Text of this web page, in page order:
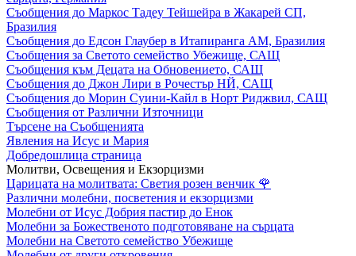
Съобщения до Маркос Тадеу Тейшейра в Жакарей СП,
Бразилия
Съобщения до Едсон Глаубер в Итапиранга АМ, Бразилия
Съобщения за Светото семейство Убежище, САЩ
Съобщения към Децата на Обновението, САЩ
Съобщения до Джон Лири в Рочестър НЙ, САЩ
Съобщения до Морин Суини-Кайл в Норт Риджвил, САЩ
Съобщения от Различни Източници
Търсене на Съобщенията
Явления на Исус и Мария
Добредошлица страница
Молитви, Освещения и Екзорцизми
Царицата на молитвата: Светия розен венчик 🌹
Различни молебни, посветения и екзорцизми
Молебни от Исус Добрия пастир до Енок
Молебни за Божественото подготовяване на сърцата
Молебни на Светото семейство Убежище